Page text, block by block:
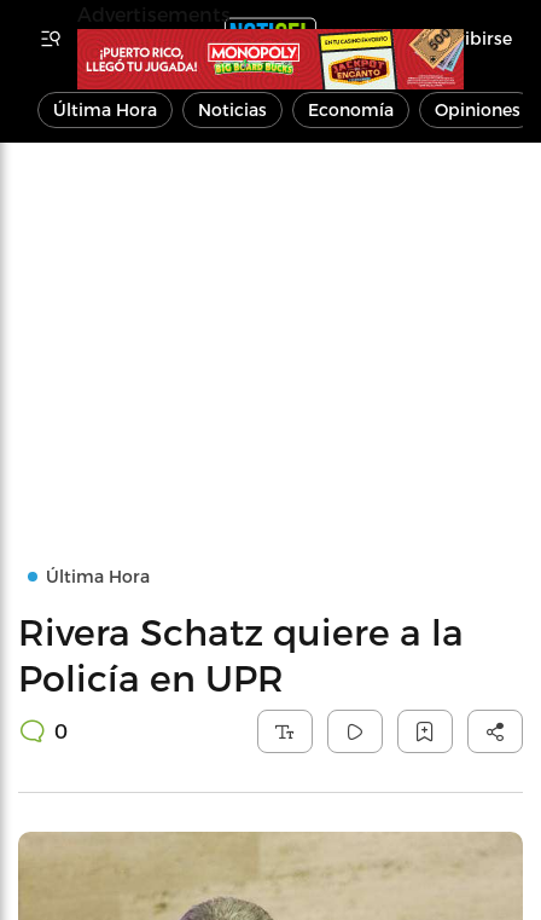
Inscribirse
Última Hora Noticias Economía Opiniones
Última Hora
Rivera Schatz quiere a la
Policía en UPR
0
Advertisements